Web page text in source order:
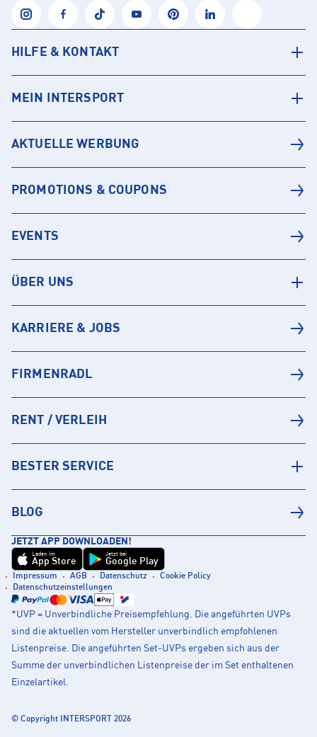
HILFE & KONTAKT
MEIN INTERSPORT
AKTUELLE WERBUNG
PROMOTIONS & COUPONS
EVENTS
ÜBER UNS
KARRIERE & JOBS
FIRMENRADL
RENT / VERLEIH
BESTER SERVICE
BLOG
JETZT APP DOWNLOADEN!
Laden im
App Store
Jetzt bei
Google Play
Impressum AGB Datenschutz
Cookie Policy
Datenschutzeinstellungen
*UVP = Unverbindliche Preisempfehlung. Die angeführten UVPs
sind die aktuellen vom Hersteller unverbindlich empfohlenen
Listenpreise. Die angeführten Set-UVPs ergeben sich aus der
Summe der unverbindlichen Listenpreise der im Set enthaltenen
Einzelartikel.
© Copyright INTERSPORT 2026